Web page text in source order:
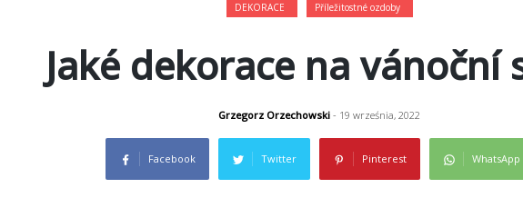
DEKORACE Příležitostné ozdoby
Jaké dekorace na vánoční
Grzegorz Orzechowski - 19 września, 2022
Facebook Twitter Pinterest WhatsApp